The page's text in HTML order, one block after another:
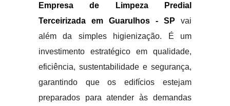
Empresa de Limpeza Predial
Terceirizada em Guarulhos - SP vai
além da simples higienização. É um
investimento estratégico em qualidade,
eficiência, sustentabilidade e segurança,
garantindo que os edifícios estejam
preparados para atender às demandas